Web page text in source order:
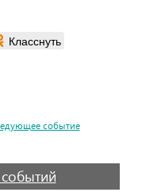
Класснуть
событие